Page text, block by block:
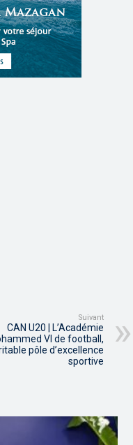
Suivant
CAN U20 | L’Académie
VI de football,
pôle d’excellence
sportive